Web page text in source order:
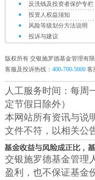
反洗钱及投资者保护专栏
投资人权益须知
风险等级划分方法说明
投诉与建议
版权所有 交银施罗德基金管理有限
客服及投诉热线： 400-700-5000 客
人工服务时间：每周
定节假日除外）
本网站所有资讯与说
文件不符，以相关公
交银施罗德基金管理
盈利，也不保证基金